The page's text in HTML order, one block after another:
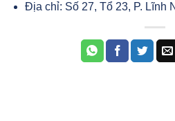
Địa chỉ: Số 27, Tổ 23, P. Lĩnh